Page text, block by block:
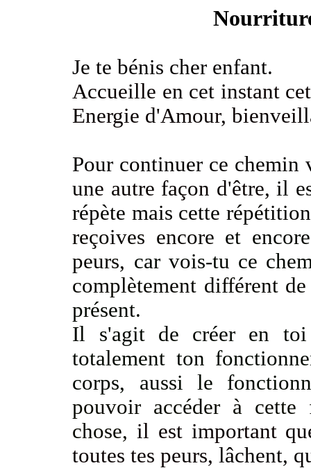
Je te bénis cher enfant.
Accueille en cet instant
Energie d'Amour,
Pour continuer ce chemin
une autre façon d'être,il
répète mais cette
reçoives encore et
peurs, car vois-tu ce
complètement différent
présent.
Il s'agit de créer en
totalement ton
corps, aussi le
pouvoir accéder à
chose,il est important
toutes tes peurs,lâchent,